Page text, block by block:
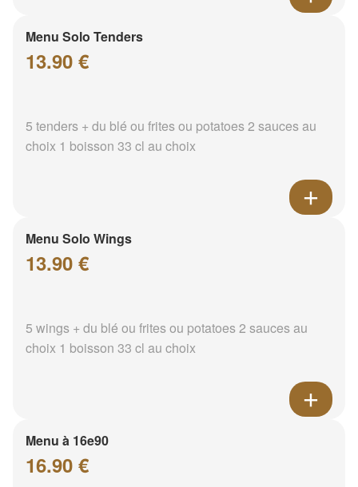
Menu Solo Tenders
13.90 €
5 tenders + du blé ou frites ou potatoes 2 sauces au
choix 1 boisson 33 cl au choix
Menu Solo Wings
13.90 €
5 wings + du blé ou frites ou potatoes 2 sauces au
choix 1 boisson 33 cl au choix
Menu à 16e90
16.90 €